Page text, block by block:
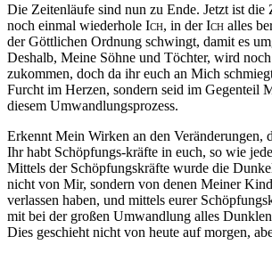
Die Zeitenläufe sind nun zu Ende. Jetzt ist die
noch einmal wiederhole Ich, in derIch alles
der Göttlichen Ordnung schwingt, damit es
Deshalb, Meine Söhne und Töchter, wird
zukommen, doch da ihr euch an Mich
Furcht im Herzen, sondern seid im Gegenteil
diesem Umwandlungsprozess.
Erkennt Mein Wirken an den Veränderungen,
Ihr habt Schöpfungs-kräfte in euch, so wie
Mittels der Schöpfungskräfte wurde die
nicht von Mir, sondern von denen Meiner
verlassen haben, und mittels eurer
mit bei der großen Umwandlung alles
Dies geschieht nicht von heute auf morgen,